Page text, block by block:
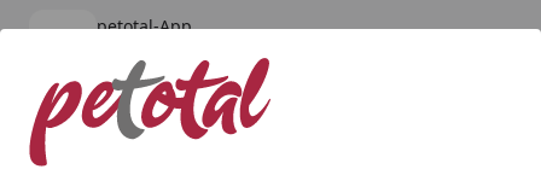
petotal-App
kostenlos - Im App Store
Alle Produkte
Mein Konto